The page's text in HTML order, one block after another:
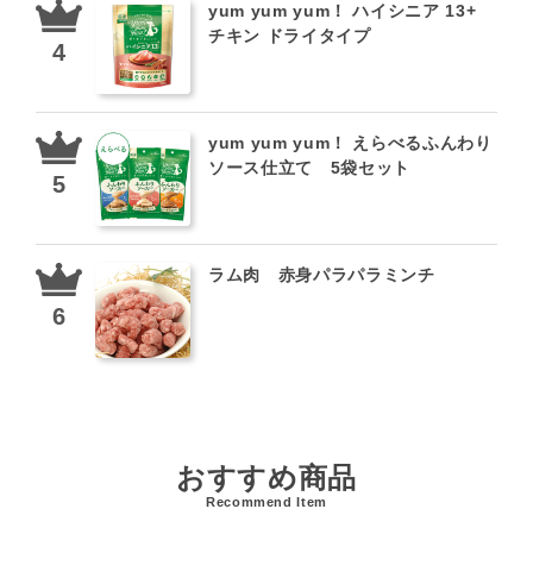
yum yum yum！ ハイシニア 13+
チキン ドライタイプ
yum yum yum！ えらべるふんわり
ソース仕立て 5袋セット
ラム肉 赤身パラパラミンチ
おすすめ商品
Recommend Item